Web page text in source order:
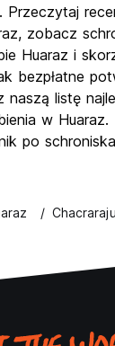
Przeczytaj
zobacz
Huaraz i
bezpłatne
naszą listę
w Huaraz.
po